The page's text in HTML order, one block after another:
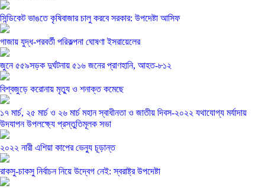
সিন্ডিকেট ভাঙতে কৃষিবাজার চালু করবে সরকার: উপদেষ্টা আসিফ
গাজায় যুদ্ধ-পরবর্তী পরিকল্পনা ঘোষণা ইসরায়েলের
জুনে ৫৫৯সড়ক দুর্ঘটনায় ৫১৬ জনের প্রাণহানি, আহত-৮১২
বিশ্বজুড়ে করোনায় মৃত্যু ও শনাক্ত কমেছে
১৭ মার্চ, ২৫ মার্চ ও ২৬ মার্চ মহান স্বাধীনতা ও জাতীয় দিবস-২০২২ যথাযোগ্য মর্যাদায়
উদযাপন উপলক্ষ্যে প্রস্তুতিমূলক সভা
২০২২ নারী এশিয়া কাপের ভেন্যু চূড়ান্ত
রাকসু-চাকসু নির্বাচন নিয়ে উদ্বেগ নেই: স্বরাষ্ট্র উপদেষ্টা